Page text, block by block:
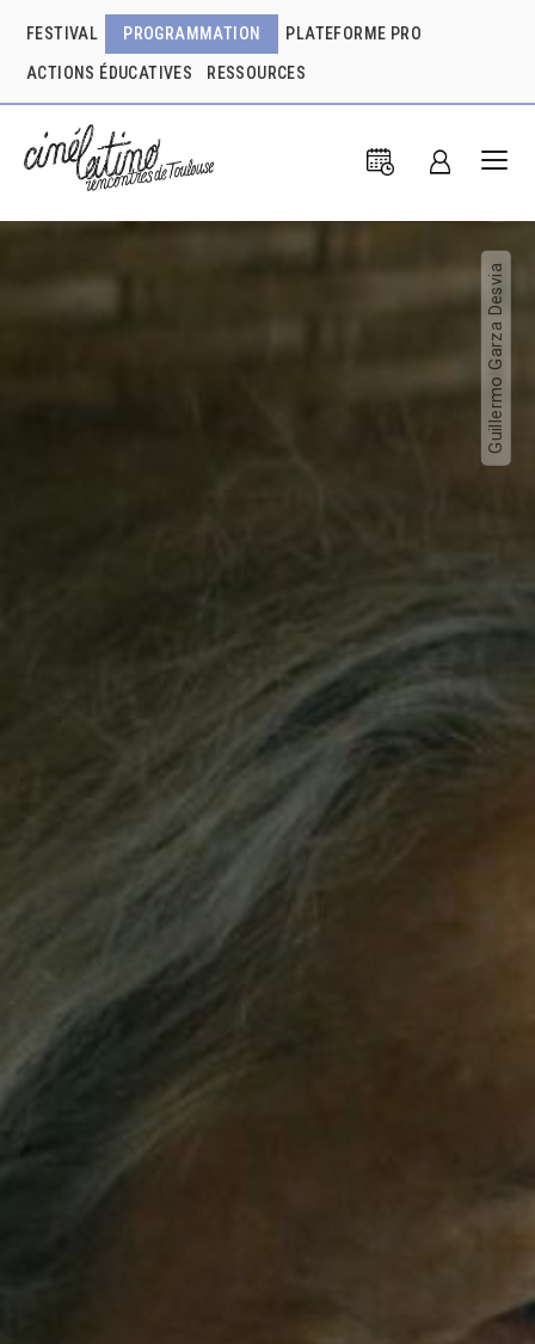
FESTIVAL PROGRAMMATION PLATEFORME PRO
ACTIONS ÉDUCATIVES RESSOURCES
Guillermo Garza Desvia